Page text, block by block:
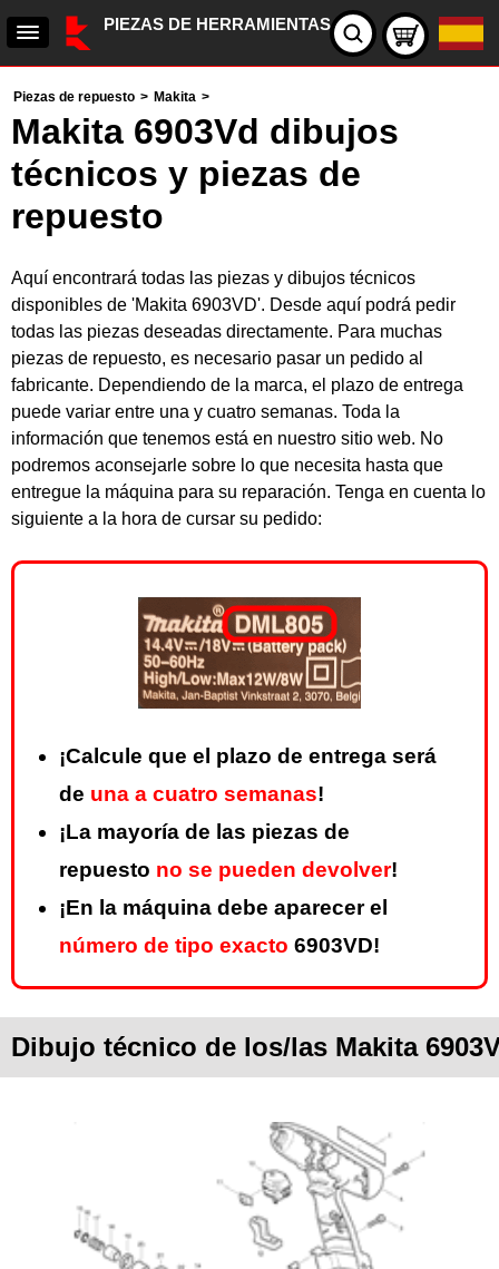
PIEZAS DE HERRAMIENTAS
Piezas de repuesto > Makita >
Makita 6903Vd dibujos
técnicos y piezas de
repuesto
Aquí encontrará todas las piezas y dibujos técnicos
disponibles de 'Makita 6903VD'. Desde aquí podrá pedir
todas las piezas deseadas directamente. Para muchas
piezas de repuesto, es necesario pasar un pedido al
fabricante. Dependiendo de la marca, el plazo de entrega
puede variar entre una y cuatro semanas. Toda la
información que tenemos está en nuestro sitio web. No
podremos aconsejarle sobre lo que necesita hasta que
entregue la máquina para su reparación. Tenga en cuenta lo
siguiente a la hora de cursar su pedido:
¡Calcule que el plazo de entrega será
de una a cuatro semanas!
¡La mayoría de las piezas de
repuesto no se pueden devolver!
¡En la máquina debe aparecer el
número de tipo exacto 6903VD!
Dibujo técnico de los/las Makita